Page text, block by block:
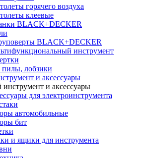
горячего воздуха
клеевые
BLACK+DECKER
BLACK+DECKER
инструмент
лобзики
и аксессуары
инструмент и аксессуары
для электроинструмента
автомобильные
бит
и ящики для инструмента